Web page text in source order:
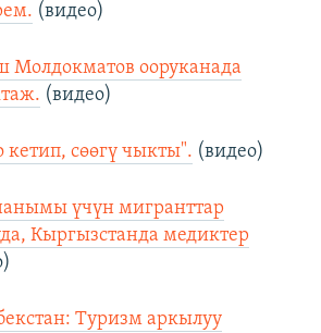
(видео)
ооруканада
(видео)
кетип, сөөгү чыкты". (видео)
үчүн мигранттар
Кыргызстанда медиктер
Туризм аркылуу